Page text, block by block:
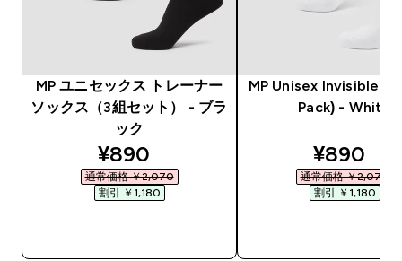
MP ユニセックス トレーナー
ソックス（3組セット） - ブラ
ック
discounted price
¥890‎
通常価格 ￥2,070‎
割引 ￥1,180‎
MP Unisex Invisible
Pack) - White
¥890‎
通常価格 ￥2,070‎
割引 ￥1,180‎